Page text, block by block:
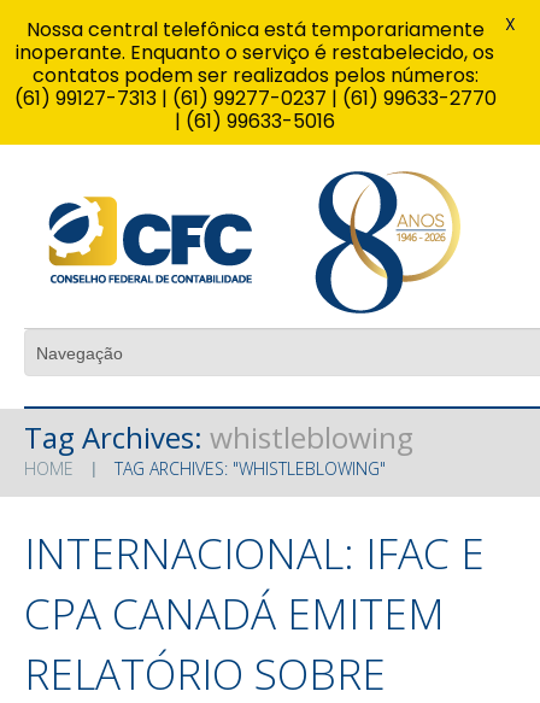
Tag Archives: whistleblowing
HOME TAG ARCHIVES: "WHISTLEBLOWING"
INTERNACIONAL: IFAC E
CPA CANADÁ EMITEM
RELATÓRIO SOBRE
Nossa central telefônica está temporariamente
inoperante. Enquanto o serviço é restabelecido, os
contatos podem ser realizados pelos números:
(61) 99127-7313 | (61) 99277-0237 | (61) 99633-2770
| (61) 99633-5016
X